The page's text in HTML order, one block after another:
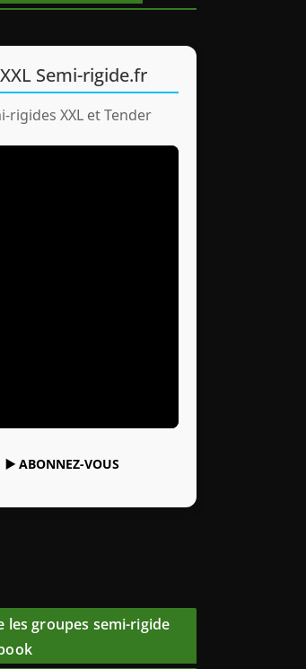
Semi-rigide.fr
rigides XXL et Tender
▶️ ABONNEZ-VOUS
les groupes semi-rigide